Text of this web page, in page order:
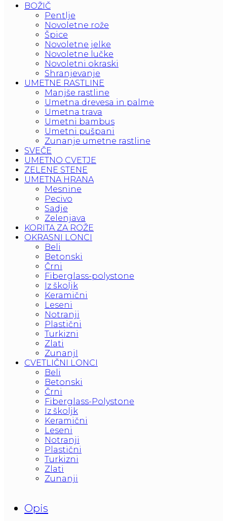
BOŽIČ
Pentlje
Novoletne rože
Špice
Novoletne jelke
Novoletne lučke
Novoletni okraski
Shranjevanje
UMETNE RASTLINE
Manjše rastline
Umetna drevesa in palme
Umetna trava
Umetni bambus
Umetni pušpani
Zunanje umetne rastline
SVEČE
UMETNO CVETJE
ZELENE STENE
UMETNA HRANA
Mesnine
Pecivo
Sadje
Zelenjava
KORITA ZA ROŽE
OKRASNI LONCI
Beli
Betonski
Črni
Fiberglass-polystone
Iz školjk
Keramični
Leseni
Notranji
Plastični
Turkizni
Zlati
ZunanjI
CVETLIČNI LONCI
Beli
Betonski
Črni
Fiberglass-Polystone
Iz školjk
Keramični
Leseni
Notranji
Plastični
Turkizni
Zlati
Zunanji
Opis